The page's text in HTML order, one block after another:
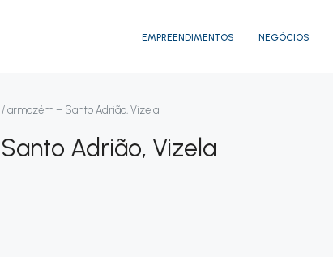
EMPREENDIMENTOS NEGÓCIOS
/ armazém – Santo Adrião, Vizela
Adrião, Vizela